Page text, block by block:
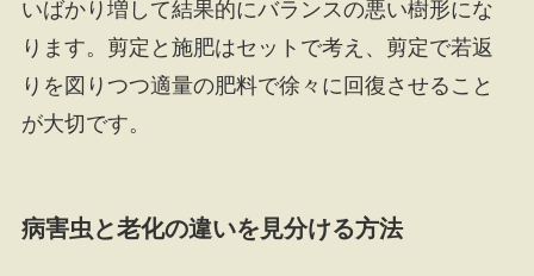
いばかり増して結果的にバランスの悪い樹形にな
ります。剪定と施肥はセットで考え、剪定で若返
りを図りつつ適量の肥料で徐々に回復させること
が大切です。
病害虫と老化の違いを見分ける方法